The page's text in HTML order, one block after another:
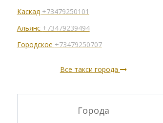
Каскад +73479250101
Альянс +73479239494
Городское +73479250707
Все такси города
Города